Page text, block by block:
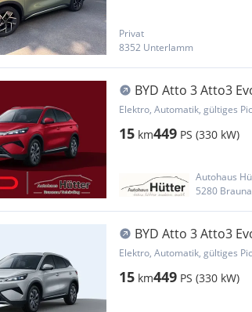
Privat
8352 Unterlamm
BYD Atto 3 Atto3
Österreich Paket AWD
Elektro, Automatik, gültiges
15 km449 PS (330 kW)
Autohaus
5280
BYD Atto 3 Atto3
Österreich Paket AWD
Elektro, Automatik, gültiges
15 km449 PS (330 kW)